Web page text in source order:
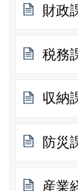
財政
税務
収納
防災
産業